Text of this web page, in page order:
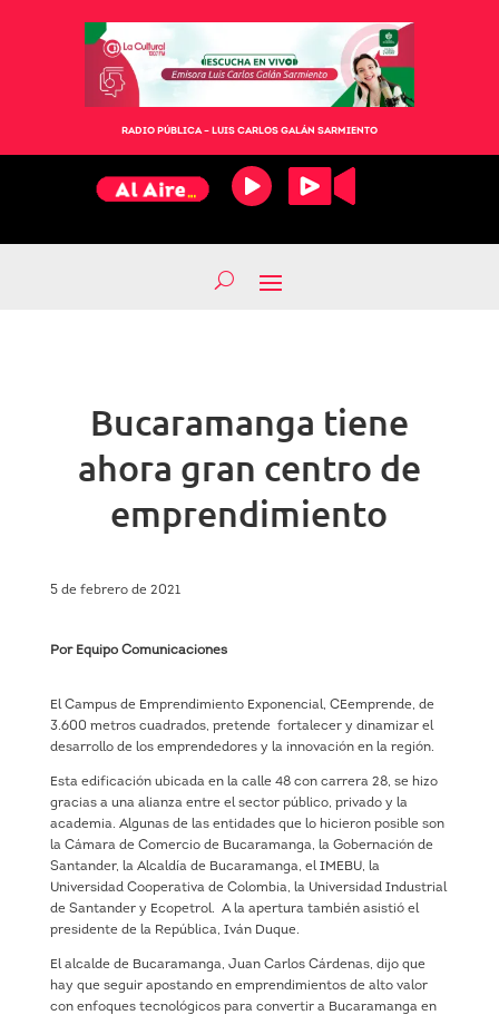
RADIO PÚBLICA – LUIS CARLOS GALÁN SARMIENTO
Bucaramanga tiene
ahora gran centro de
emprendimiento
5 de febrero de 2021
Por Equipo Comunicaciones
El Campus de Emprendimiento Exponencial, CEemprende, de
3.600 metros cuadrados, pretende fortalecer y dinamizar el
desarrollo de los emprendedores y la innovación en la región.
Esta edificación ubicada en la calle 48 con carrera 28, se hizo
gracias a una alianza entre el sector público, privado y la
academia. Algunas de las entidades que lo hicieron posible son
la Cámara de Comercio de Bucaramanga, la Gobernación de
Santander, la Alcaldía de Bucaramanga, el IMEBU, la
Universidad Cooperativa de Colombia, la Universidad Industrial
de Santander y Ecopetrol. A la apertura también asistió el
presidente de la República, Iván Duque.
El alcalde de Bucaramanga, Juan Carlos Cárdenas, dijo que
hay que seguir apostando en emprendimientos de alto valor
con enfoques tecnológicos para convertir a Bucaramanga en